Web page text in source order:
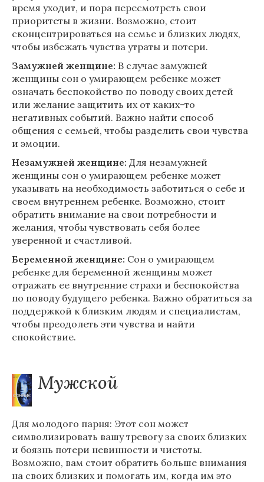
время уходит, и пора пересмотреть свои
приоритеты в жизни. Возможно, стоит
сконцентрироваться на семье и близких людях,
чтобы избежать чувства утраты и потери.
Замужней женщине: В случае замужней
женщины сон о умирающем ребенке может
означать беспокойство по поводу своих детей
или желание защитить их от каких-то
негативных событий. Важно найти способ
общения с семьей, чтобы разделить свои чувства
и эмоции.
Незамужней женщине: Для незамужней
женщины сон о умирающем ребенке может
указывать на необходимость заботиться о себе и
своем внутреннем ребенке. Возможно, стоит
обратить внимание на свои потребности и
желания, чтобы чувствовать себя более
уверенной и счастливой.
Беременной женщине: Сон о умирающем
ребенке для беременной женщины может
отражать ее внутренние страхи и беспокойства
по поводу будущего ребенка. Важно обратиться за
поддержкой к близким людям и специалистам,
чтобы преодолеть эти чувства и найти
спокойствие.
Мужской
Для молодого парня: Этот сон может
символизировать вашу тревогу за своих близких
и боязнь потери невинности и чистоты.
Возможно, вам стоит обратить больше внимания
на своих близких и помогать им, когда им это